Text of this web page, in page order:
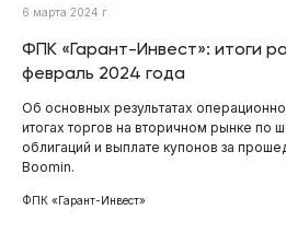
6 марта 2024 г.
ФПК «Гарант-Инвест»: итоги
февраль 2024 года
Об основных результатах
итогах торгов на вторичном рынке по
облигаций и выплате купонов за
Boomin.
ФПК «Гарант-Инвест»